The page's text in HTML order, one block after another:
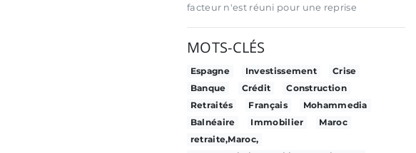
facteur n'est réuni pour une reprise
MOTS-CLÉS
Espagne Investissement
Crise
Banque
Crédit
Construction
Retraités
Français
Mohammedia
Balnéaire
Immobilier
Maroc
retraite,Maroc,